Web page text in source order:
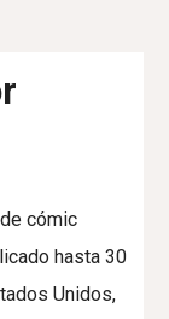
cómic
hasta 30
Unidos,